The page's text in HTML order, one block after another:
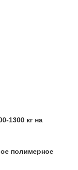
1300 кг на
полимерное